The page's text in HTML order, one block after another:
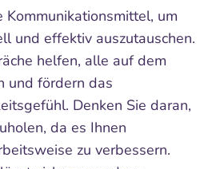
Kommunikationsmittel, um
und effektiv auszutauschen.
helfen, alle auf dem
und fördern das
Denken Sie daran,
da es Ihnen
zu verbessern.